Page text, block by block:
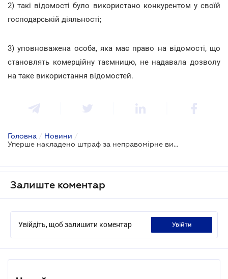
2) такі відомості було використано конкурентом у своїй
господарській діяльності;
3) уповноважена особа, яка має право на відомості, що
становлять комерційну таємницю, не надавала дозволу
на таке використання відомостей.
Головна / Новини /
Уперше накладено штраф за неправомірне використання комерційної таємниці
Залиште коментар
Увійдіть, щоб залишити коментар увійти